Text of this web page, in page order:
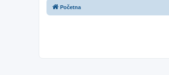
Početna